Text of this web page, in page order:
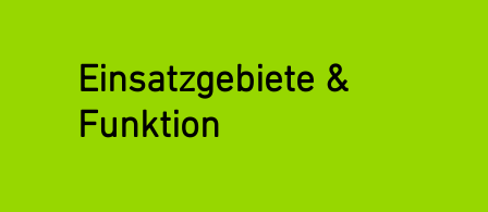
Einsatzgebiete &
Funktion